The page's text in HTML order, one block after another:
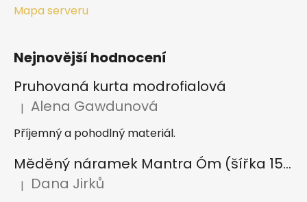
Mapa serveru
Nejnovější hodnocení
Pruhovaná kurta modrofialová
Hodnocení produktu je 5 z 5 hvězdiček.
| Alena Gawdunová
Příjemný a pohodlný materiál.
Měděný náramek Mantra Óm (šířka 15 mm)
Hodnocení produktu je 5 z 5 hvězdiček.
| Dana Jirků